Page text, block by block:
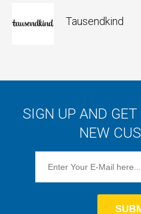
Tausendkind
SIGN UP AND
NEW